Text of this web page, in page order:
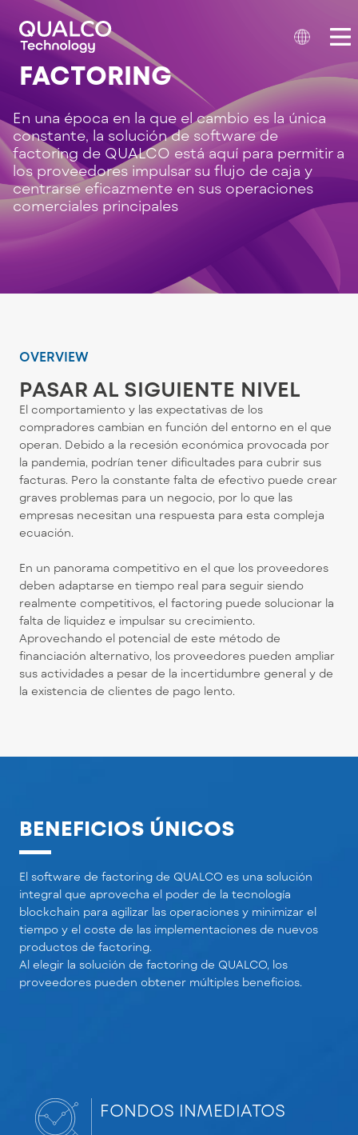
FACTORING
En una época en la que el cambio es la única
constante, la solución de software de
factoring de QUALCO está aquí para permitir a
los proveedores impulsar su flujo de caja y
centrarse eficazmente en sus operaciones
comerciales principales
OVERVIEW
PASAR AL SIGUIENTE NIVEL
El comportamiento y las expectativas de los
compradores cambian en función del entorno en el que
operan. Debido a la recesión económica provocada por
la pandemia, podrían tener dificultades para cubrir sus
facturas. Pero la constante falta de efectivo puede crear
graves problemas para un negocio, por lo que las
empresas necesitan una respuesta para esta compleja
ecuación.
En un panorama competitivo en el que los proveedores
deben adaptarse en tiempo real para seguir siendo
realmente competitivos, el factoring puede solucionar la
falta de liquidez e impulsar su crecimiento.
Aprovechando el potencial de este método de
financiación alternativo, los proveedores pueden ampliar
sus actividades a pesar de la incertidumbre general y de
la existencia de clientes de pago lento.
BENEFICIOS ÚNICOS
El software de factoring de QUALCO es una solución
integral que aprovecha el poder de la tecnología
blockchain para agilizar las operaciones y minimizar el
tiempo y el coste de las implementaciones de nuevos
productos de factoring.
Al elegir la solución de factoring de QUALCO, los
proveedores pueden obtener múltiples beneficios.
FONDOS INMEDIATOS